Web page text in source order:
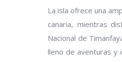
La isla ofrece una
canaria, mientras
Nacional de
lleno de aventuras y